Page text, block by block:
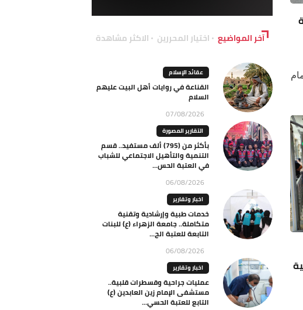
آخر المواضيع اختيار المحررين الاكثر مشاهدة
عقائد الإسلام
القناعة في روايات أهل البيت عليهم
السلام
07/08/2026
التقارير المصورة
بأكثر من (795) ألف مستفيد.. قسم
التنمية والتأهيل الاجتماعي للشباب
في العتبة الحس...
06/08/2026
اخبار وتقارير
خدمات طبية وإرشادية وتقنية
متكاملة.. جامعة الزهراء (ع) للبنات
التابعة للعتبة الح...
06/08/2026
اخبار وتقارير
عمليات جراحية وقسطرات قلبية..
مستشفى الإمام زين العابدين (ع)
التابع للعتبة الحسي...